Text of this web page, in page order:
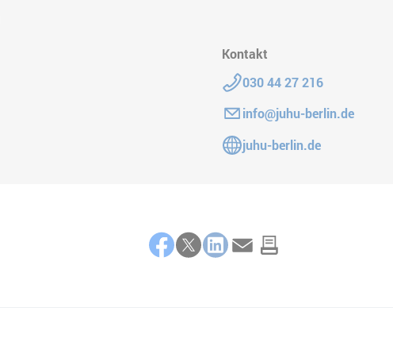
Kontakt
Telefon:
030 44 27 216
E-Mail:info@juhu-berlin.de
Gehe zur Website:
juhu-berlin.de